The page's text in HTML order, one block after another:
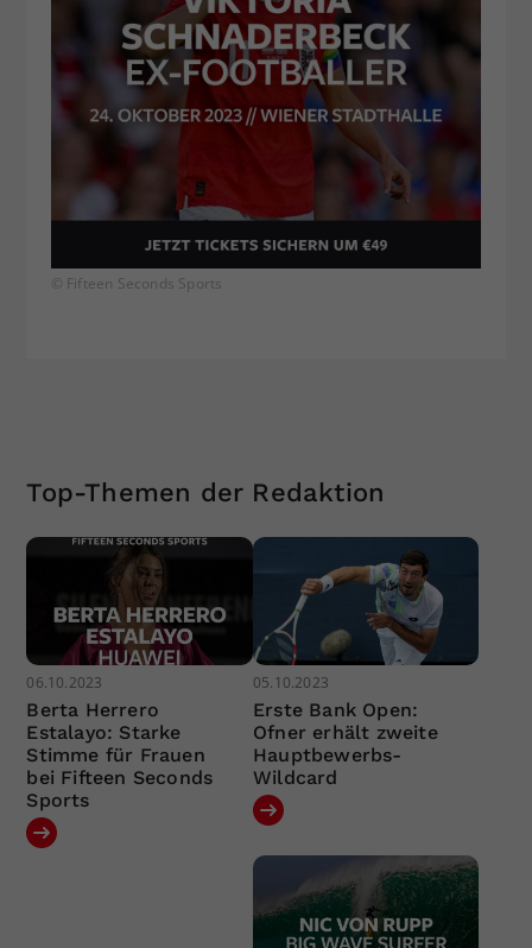
© Fifteen Seconds Sports
Top-Themen der Redaktion
06.10.2023
Berta Herrero
Estalayo: Starke
Stimme für Frauen
bei Fifteen Seconds
Sports
05.10.2023
Erste Bank Open:
Ofner erhält zweite
Hauptbewerbs-
Wildcard